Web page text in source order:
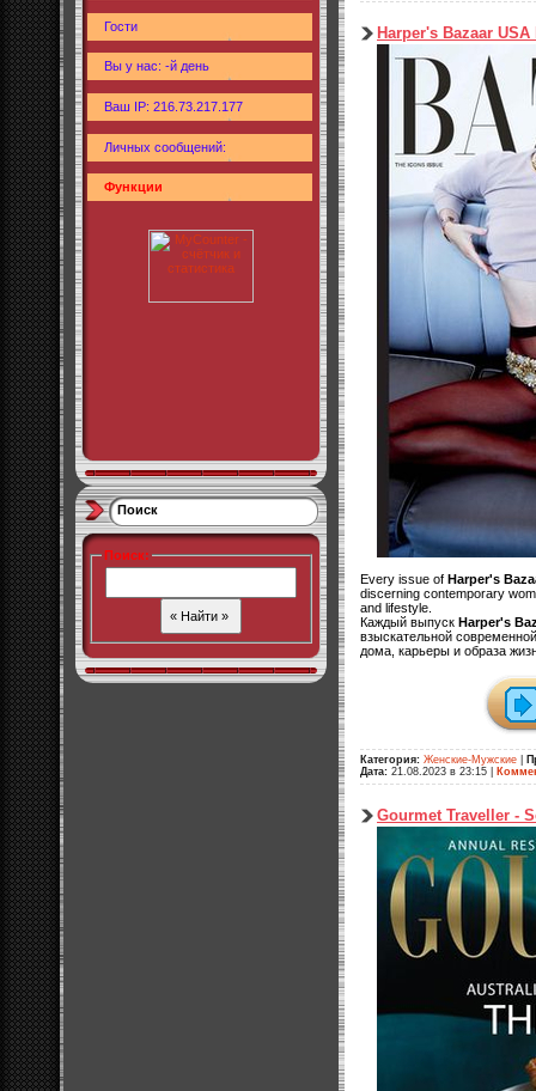
Гости
Вы у нас: -й день
Ваш IP: 216.73.217.177
Личных сообщений:
Функции
Поиск
Поиск:
Harper's Bazaar
Every issue of Harper's
discerning contemporary
and lifestyle.
Каждый выпуск Harper's
взыскательной
дома, карьеры и образа
Категория: Женские-Мужские
Дата: 21.08.2023 в 23:15
Gourmet Traveller -